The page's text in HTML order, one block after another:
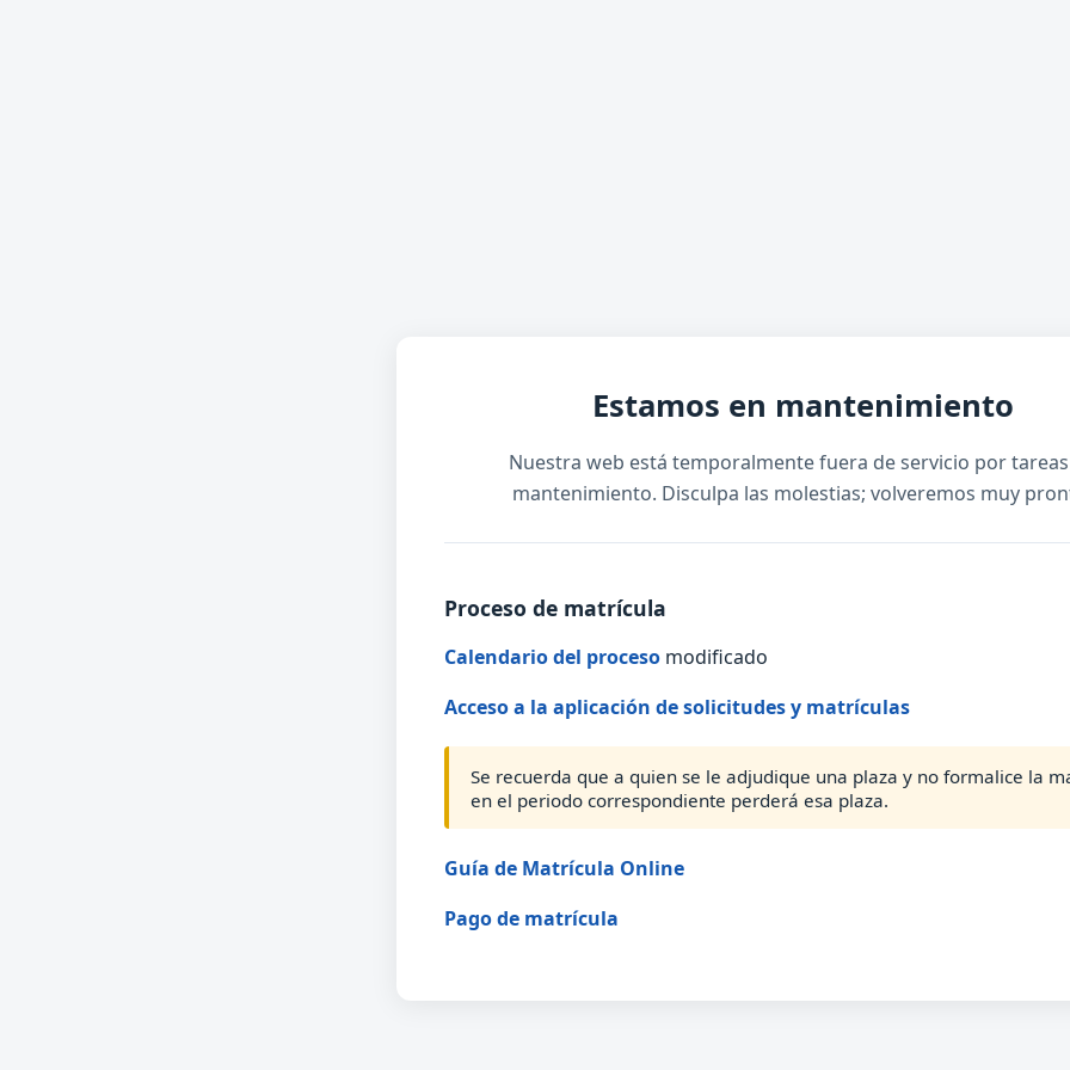
Estamos en mantenimiento
Nuestra web está temporalmente fuera de servicio por
mantenimiento. Disculpa las molestias; volveremos muy
Proceso de matrícula
Calendario del proceso modificado
Acceso a la aplicación de solicitudes y matrículas
Se recuerda que a quien se le adjudique una plaza y no formalice la
en el periodo correspondiente perderá esa plaza.
Guía de Matrícula Online
Pago de matrícula